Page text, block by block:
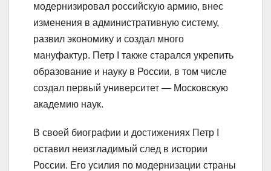
модернизировал российскую армию, внес
изменения в административную систему,
развил экономику и создал много
мануфактур. Петр I также старался укрепить
образование и науку в России, в том числе
создал первый университет — Московскую
академию наук.
В своей биографии и достижениях Петр I
оставил неизгладимый след в истории
России. Его усилия по модернизации страны